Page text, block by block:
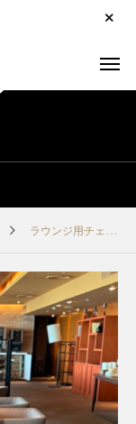
ラウンジ用チェア 修理｜再び“くつろぎの一脚”へ